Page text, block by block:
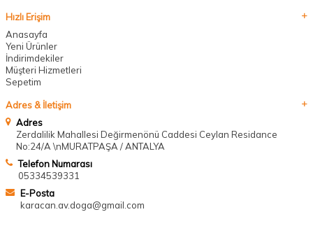
Hızlı Erişim
Anasayfa
Yeni Ürünler
İndirimdekiler
Müşteri Hizmetleri
Sepetim
Adres & İletişim
Adres
Zerdalilik Mahallesi Değirmenönü Caddesi Ceylan Residance
No:24/A \nMURATPAŞA / ANTALYA
Telefon Numarası
05334539331
E-Posta
karacan.av.doga@gmail.com